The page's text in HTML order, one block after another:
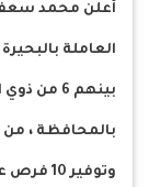
أعلن محمد
بينهم 6
بالمحافظة ، من